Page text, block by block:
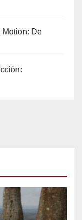
Motion: De